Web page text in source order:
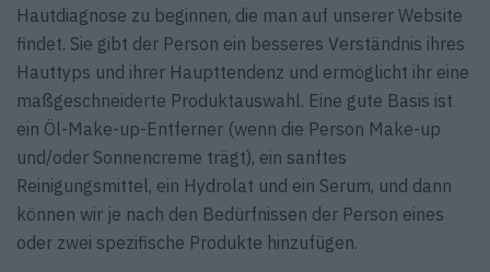
Hautdiagnose zu beginnen, die man auf unserer Website
findet. Sie gibt der Person ein besseres Verständnis ihres
Hauttyps und ihrer Haupttendenz und ermöglicht ihr eine
maßgeschneiderte Produktauswahl. Eine gute Basis ist
ein Öl-Make-up-Entferner (wenn die Person Make-up
und/oder Sonnencreme trägt), ein sanftes
Reinigungsmittel, ein Hydrolat und ein Serum, und dann
können wir je nach den Bedürfnissen der Person eines
oder zwei spezifische Produkte hinzufügen.